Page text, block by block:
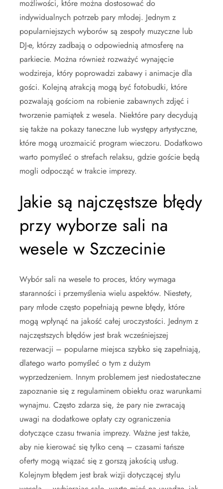
możliwości, które można dostosować do
indywidualnych potrzeb pary młodej. Jednym z
popularniejszych wyborów są zespoły muzyczne lub
DJ-e, którzy zadbają o odpowiednią atmosferę na
parkiecie. Można również rozważyć wynajęcie
wodzireja, który poprowadzi zabawy i animacje dla
gości. Kolejną atrakcją mogą być fotobudki, które
pozwalają gościom na robienie zabawnych zdjęć i
tworzenie pamiątek z wesela. Niektóre pary decydują
się także na pokazy taneczne lub występy artystyczne,
które mogą urozmaicić program wieczoru. Dodatkowo
warto pomyśleć o strefach relaksu, gdzie goście będą
mogli odpocząć w trakcie imprezy.
Jakie są najczęstsze błędy
przy wyborze sali na
wesele w Szczecinie
Wybór sali na wesele to proces, który wymaga
staranności i przemyślenia wielu aspektów. Niestety,
pary młode często popełniają pewne błędy, które
mogą wpłynąć na jakość całej uroczystości. Jednym z
najczęstszych błędów jest brak wcześniejszej
rezerwacji – popularne miejsca szybko się zapełniają,
dlatego warto pomyśleć o tym z dużym
wyprzedzeniem. Innym problemem jest niedostateczne
zapoznanie się z regulaminem obiektu oraz warunkami
wynajmu. Często zdarza się, że pary nie zwracają
uwagi na dodatkowe opłaty czy ograniczenia
dotyczące czasu trwania imprezy. Ważne jest także,
aby nie kierować się tylko ceną – czasami tańsze
oferty mogą wiązać się z gorszą jakością usług.
Kolejnym błędem jest brak wizji dotyczącej stylu